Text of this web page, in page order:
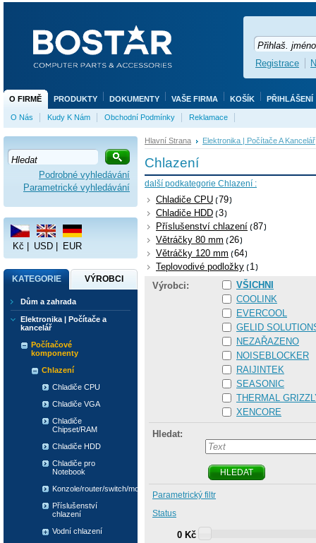
Hlavní Strana Elektronika | Počítače A Kancelář
Chlazení
další podkategorie Chlazení :
Chladiče CPU 79
Chladiče HDD 3
Příslušenství chlazení 87
Větráčky 80 mm 26
Větráčky 120 mm 64
Teplovodivé podložky 1
Výrobci:
VŠICHNI
COOLINK
EVERCOOL
GELID
NEZAŘAZENO
NOISEBLOCKER
RAIJINTEK
SEASONIC
THERMAL
XENCORE
Hledat:
HLEDAT
Parametrický filtr
Status
0 Kč
Podrobné vyhledávání
Parametrické vyhledávání
Kč USD EUR
KATEGORIE VÝROBCI
Dům a zahrada
Elektronika | Počítače a
kancelář
Počítačové
komponenty
Chlazení
Chladiče CPU
Chladiče VGA
Chladiče
Chipset/RAM
Chladiče HDD
Chladiče pro
Notebook
Konzole/router/switch/modem
Příslušenství
chlazení
Vodní chlazení
O FIRMĚ PRODUKTY DOKUMENTY VAŠE FIRMA KOŠÍK PŘIHLÁŠENÍ
O Nás Kudy K Nám Obchodní Podmínky Reklamace
Registrace